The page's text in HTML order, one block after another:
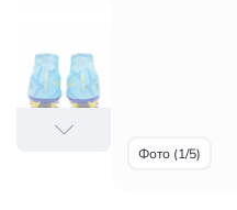
Фото (1/5)